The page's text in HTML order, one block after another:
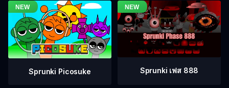
Sprunki Picosuke Sprunki เฟส 888